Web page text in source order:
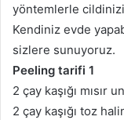
yöntemlerle
Kendiniz evde
sizlere sunuyoruz.
Peeling tarifi 1
2 çay kaşığı mısır
2 çay kaşığı toz